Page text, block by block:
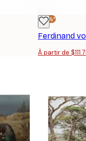
-25%*
À partir de